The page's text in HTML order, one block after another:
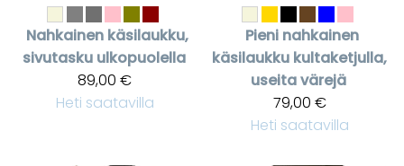
Nahkainen käsilaukku,
sivutasku ulkopuolella
89,00 €
Heti saatavilla
Pieni nahkainen
käsilaukku kultaketjulla,
useita värejä
79,00 €
Heti saatavilla